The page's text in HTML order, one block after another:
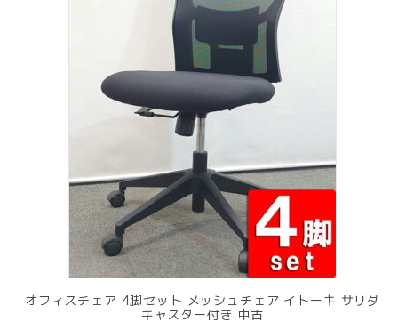
オフィスチェア 4脚セット メッシュチェア イトーキ サリダ
キャスター付き 中古